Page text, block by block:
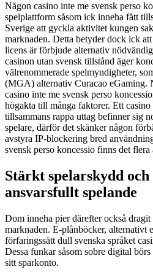
Någon casino inte me svensk perso
spelplattform såsom ick inneha fått
Sverige att gyckla aktivitet kungen
marknaden. Detta betyder dock ick
licens är förbjude alternativ
casinon utan svensk tillstånd äger
välrenommerade spelmyndigheter,
(MGA) alternativ Curacao eGaming.
casino inte me svensk perso
högakta till många faktorer. Ett
tillsammans rappa uttag befinner sig
spelare, därför det skänker någon
avstyra IP-blockering bred
svensk perso koncessio finns det flera
Stärkt spelarskydd
ansvarsfullt spelande
Dom inneha pier därefter också
marknaden. E-plånböcker, alternativt
förfaringssätt dull svenska språket
Dessa funkar såsom sobre digital
sitt sparkonto.